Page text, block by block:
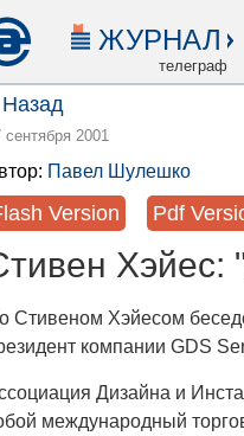
ЖУРНАЛ
телеграф
сентября 2001
Павел Шулешко
Version Pdf
Хэйес:
Стивеном Хэйесом
компании GDS
Дизайна и
международный